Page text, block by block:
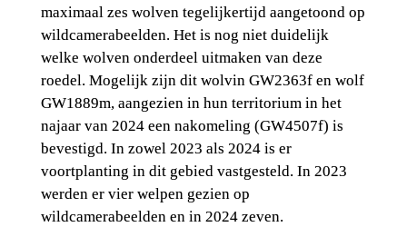
maximaal zes wolven tegelijkertijd aangetoond op
wildcamerabeelden. Het is nog niet duidelijk
welke wolven onderdeel uitmaken van deze
roedel. Mogelijk zijn dit wolvin GW2363f en wolf
GW1889m, aangezien in hun territorium in het
najaar van 2024 een nakomeling (GW4507f) is
bevestigd. In zowel 2023 als 2024 is er
voortplanting in dit gebied vastgesteld. In 2023
werden er vier welpen gezien op
wildcamerabeelden en in 2024 zeven.